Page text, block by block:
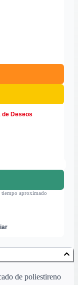
de Deseos
tiempo aproximado
de poliestireno